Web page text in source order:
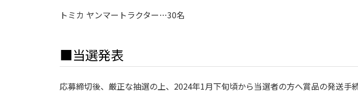
トミカ ヤンマートラクター…30名
■当選発表
応募締切後、厳正な抽選の上、2024年1月下旬頃から当選者の方へ賞品の発送手